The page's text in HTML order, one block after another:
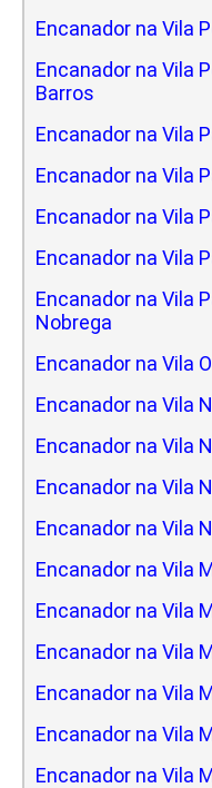
Encanador na Vila
Encanador na Vila
Barros
Encanador na Vila
Encanador na Vila
Encanador na Vila
Encanador na Vila
Encanador na Vila
Nobrega
Encanador na Vila
Encanador na Vila
Encanador na Vila
Encanador na Vila
Encanador na Vila
Encanador na Vila
Encanador na Vila
Encanador na Vila
Encanador na Vila
Encanador na Vila
Encanador na Vila